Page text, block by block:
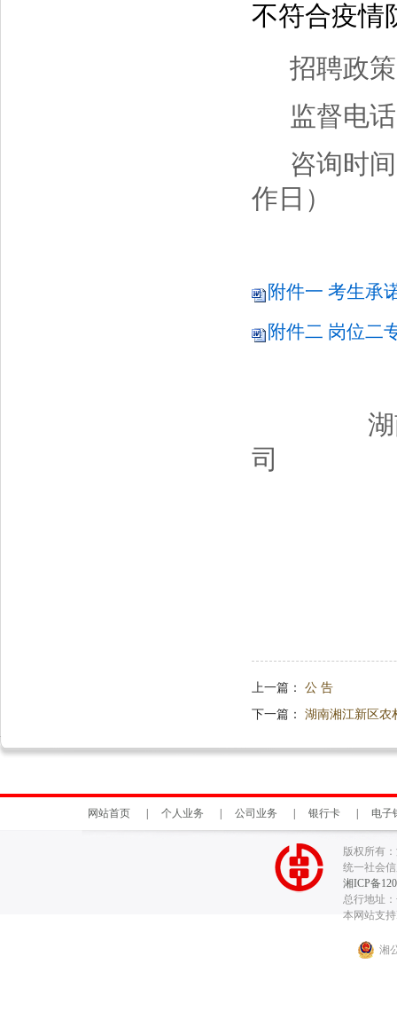
不符合疫情
招聘政
监督电
咨询时
作日）
附件一 考生承
附件二 岗位二
湖南
司
上一篇： 公 告
下一篇： 湖南湘江新区农
网站首页 个人业务 公司业务 银行卡 电子
版权所有
统一社会信
湘ICP备
总行地址
本网站支
湘